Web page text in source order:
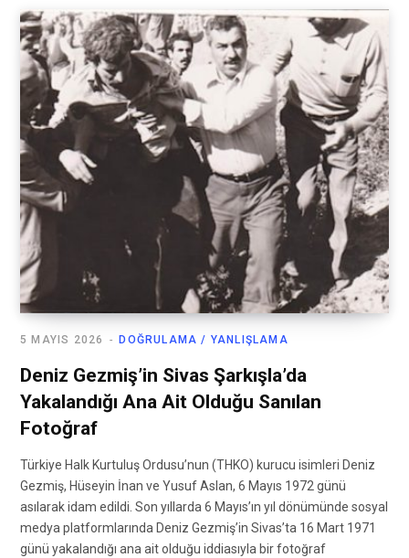
DOĞRULAMA / YANLIŞLAMA
5 MAYIS 2026
Deniz Gezmiş’in Sivas Şarkışla’da
Yakalandığı Ana Ait Olduğu Sanılan
Fotoğraf
Türkiye Halk Kurtuluş Ordusu’nun (THKO) kurucu isimleri Deniz
Gezmiş, Hüseyin İnan ve Yusuf Aslan, 6 Mayıs 1972 günü
asılarak idam edildi. Son yıllarda 6 Mayıs’ın yıl dönümünde sosyal
medya platformlarında Deniz Gezmiş’in Sivas’ta 16 Mart 1971
günü yakalandığı ana ait olduğu iddiasıyla bir fotoğraf